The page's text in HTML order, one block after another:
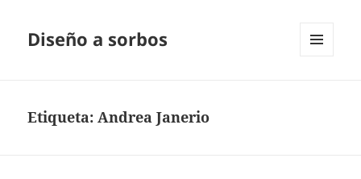
Diseño a sorbos
Etiqueta:Andrea Janerio